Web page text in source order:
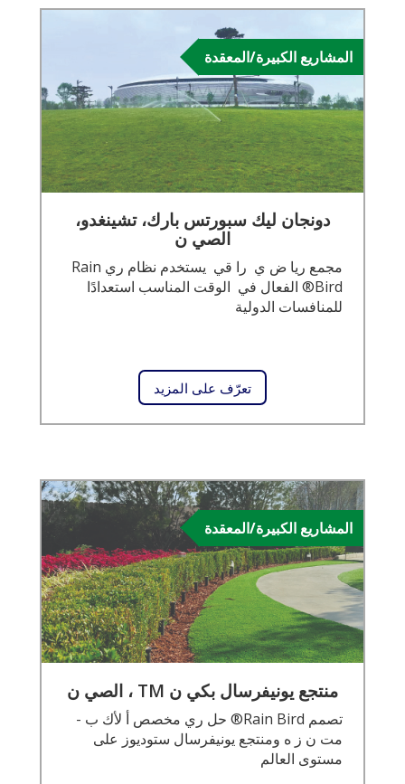
المشاريع الكبيرة/المعقدة
دونجان ليك سبورتس بارك، تشينغدو،
الصي ن
مجمع ريا ض ي را قي يستخدم نظام ري Rain
Bird® الفعال في الوقت المناسب استعدادًا
للمنافسات الدولية
تعرّف على المزيد
المشاريع الكبيرة/المعقدة
منتجع يونيفرسال بكي ن TM ، الصي ن
تصمم Rain Bird® حل ري مخصص أ لأك ب ­
مت ن ز ­ه ومنتجع يونيفرسال ستوديوز على
مستوى العالم